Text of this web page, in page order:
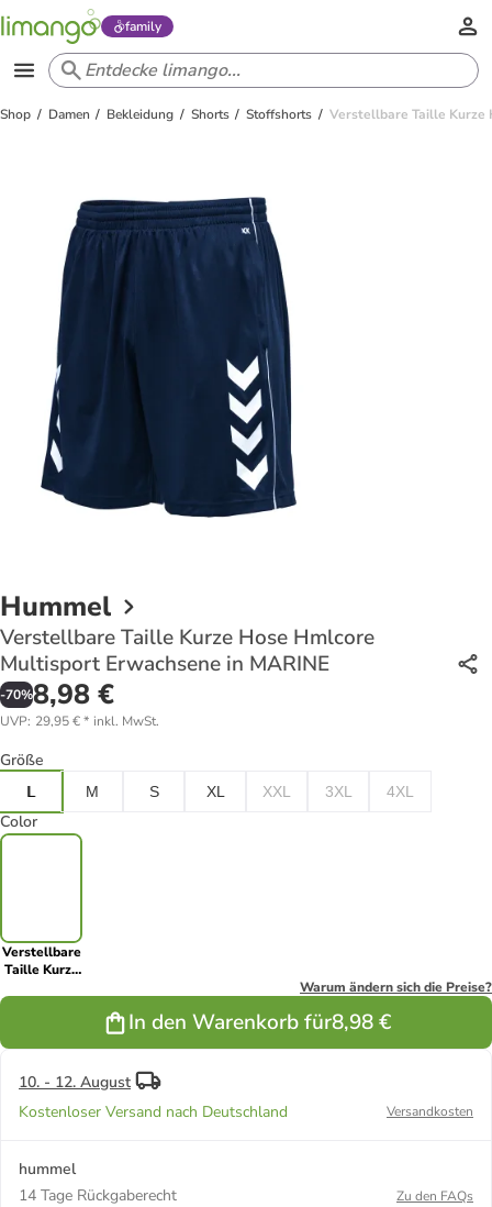
family
Shop Damen Bekleidung Shorts Stoffshorts Verstellbare Taille Kurze
Hummel
Verstellbare Taille Kurze Hose Hmlcore
Multisport Erwachsene in MARINE
-70%8,98 €
UVP: 29,95 €* inkl. MwSt.
Größe
L M S XL XXL 3XL 4XL
Color
Verstellbare
Taille Kurze
Warum ändern sich die Preise?
In den Warenkorb für8,98 €
10. - 12. August
Kostenloser Versand nach Deutschland
Versandkosten
hummel
14 Tage Rückgaberecht
Zu den FAQs